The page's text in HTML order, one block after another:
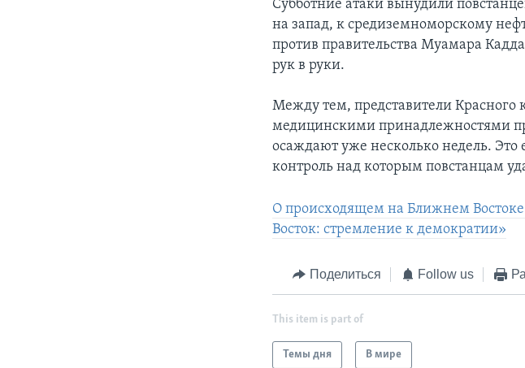
Субботние атаки вынудили
на запад, к средиземноморскому
против правительства Муамара
рук в руки.
Между тем, представители Красного
медицинскими принадлежностями
осаждают уже несколько недель.
контроль над которым повстанцам
О происходящем на Ближнем
Восток: стремление к демократии»
Поделиться Follow us
This item is part of
Темы дня В мире